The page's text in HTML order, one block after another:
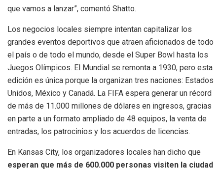
que vamos a lanzar”, comentó Shatto.
Los negocios locales siempre intentan capitalizar los
grandes eventos deportivos que atraen aficionados de todo
el país o de todo el mundo, desde el Super Bowl hasta los
Juegos Olímpicos. El Mundial se remonta a 1930, pero esta
edición es única porque la organizan tres naciones: Estados
Unidos, México y Canadá. La FIFA espera generar un récord
de más de 11.000 millones de dólares en ingresos, gracias
en parte a un formato ampliado de 48 equipos, la venta de
entradas, los patrocinios y los acuerdos de licencias.
En Kansas City, los organizadores locales han dicho que
esperan que más de 600.000 personas visiten la ciudad